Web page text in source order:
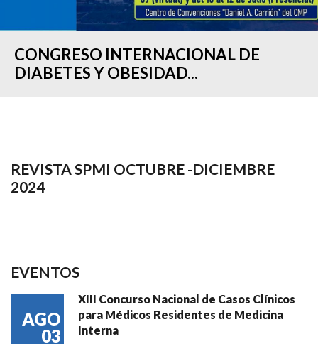
CONGRESO INTERNACIONAL DE
DIABETES Y OBESIDAD...
REVISTA SPMI OCTUBRE -DICIEMBRE
2024
EVENTOS
AGO
03
XIII Concurso Nacional de Casos Clínicos
para Médicos Residentes de Medicina
Interna